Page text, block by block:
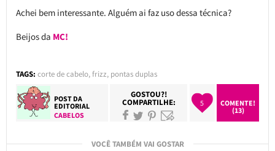
Achei bem interessante. Alguém ai faz uso dessa técnica?
Beijos da MC!
TAGS: corte de cabelo,frizz, pontas duplas
POST DA
EDITORIAL
CABELOS
GOSTOU?!
COMPARTILHE: 5
COMENTE!
(13)
VOCÊ TAMBÉM VAI GOSTAR